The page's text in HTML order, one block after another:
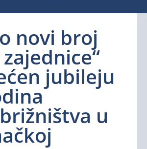
novi broj
jubileju
u